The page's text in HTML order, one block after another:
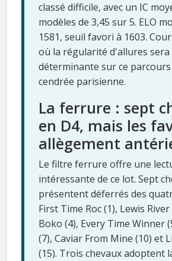
classé difficile, avec un IC
modèles de 3,45 sur 5. ELO
1581, seuil favori à 1603.
où la régularité d'allures sera
déterminante sur ce
cendrée parisienne.
La ferrure : sept
en D4, mais les
allègement
Le filtre ferrure offre une
intéressante de ce lot. Sept
présentent déferrés des
First Time Roc (1), Lewis
Boko (4), Every Time Winner
(7), Caviar From Mine (10) et
(15). Trois chevaux adoptent